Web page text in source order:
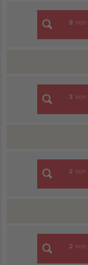
9 von
3 von
2 von
2 von